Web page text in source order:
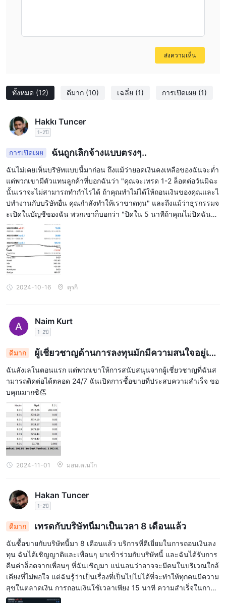
ทั้งหมด (12) ดีมาก (10) เฉลี่ย (1) การเปิดเผย (1)
Hakkı Tuncer
1-2ปี
การเปิดเผย ฉันถูกเลิกจ้างแบบตรงๆ..
ฉันไม่เคยเห็นบริษัทแบบนี้มาก่อน ถึงแม้ว่ายอดเงินคงเหลือของฉันจะต่ำ
แต่พวกเขามีตัวแทนลูกค้าที่บอกฉันว่า "คุณจะเทรด 1-2 ล็อตต่อวันมิฉะ
นั้นเราจะไม่สามารถทำกำไรได้ ถ้าคุณทำไม่ได้ให้ถอนเงินของคุณและไ
ปทำงานกับบริษัทอื่น คุณกำลังทำให้เราขาดทุน" และถึงแม้ว่าธุรกรรมจ
ะเปิดในบัญชีของฉัน พวกเขาก็บอกว่า "ปิดใน 5 นาทีถ้าคุณไม่ปิดฉันจะ
ปิด" ทั้งเสียงเสียดสีเสียวและพฤติกรรมแบบนี้ไม่ยอมรับได้ การทำธุรกร
รมได้กับยอดเงินคงเหลือ 800 ดอลลาร์สหรัฐไม่มีข้ออ้างอิงใด ๆ แบบนั้น
2024-10-16 ตุรกี
Naim Kurt
1-2ปี
ดีมาก
ผู้เชี่ยวชาญด้านการลงทุนมักมีความสนใจอยู่เส
ฉันลังเลในตอนแรก แต่พวกเขาให้การสนับสนุนจากผู้เชี่ยวชาญที่ฉันส
ามารถติดต่อได้ตลอด 24/7 ฉันเปิดการซื้อขายที่ประสบความสำเร็จ ขอ
บคุณมากซิ👏
2024-11-01 มอนเตเนโก
Hakan Tuncer
1-2ปี
ดีมาก เทรดกับบริษัทนี้มาเป็นเวลา 8 เดือนแล้ว
ฉันซื้อขายกับบริษัทนี้มา 8 เดือนแล้ว บริการที่ดีเยี่ยมในการถอนเงินลง
ทุน ฉันได้เชิญญาติและเพื่อนๆ มาเข้าร่วมกับบริษัทนี้ และฉันได้รับการ
คืนค่าล็อตจากเพื่อนๆ ที่ฉันเชิญมา แน่นอนว่าอาจจะมีคนในบริเวณใกล้
เคียงที่ไม่พอใจ แต่ฉันรู้ว่าเป็นเรื่องที่เป็นไปไม่ได้ที่จะทำให้ทุกคนมีความ
สุขในตลาดเงิน การถอนเงินใช้เวลาเพียง 15 นาที ความสำเร็จในการวิ
เคราะห์สัญญาณอยู่ในระดับสูงมาก ผู้เริ่มต้นที่เริ่มซื้อขายกับบริษัทนี้จะไ
ส่งความเห็น